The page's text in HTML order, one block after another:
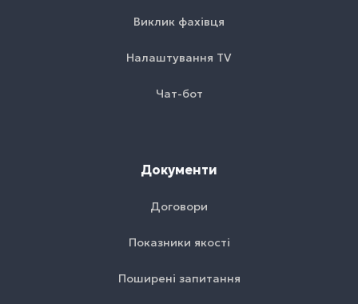
Виклик фахівця
Налаштування TV
Чат-бот
Документи
Договори
Показники якості
Поширені запитання